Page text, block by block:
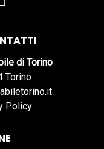
di Torino
Torino
Policy